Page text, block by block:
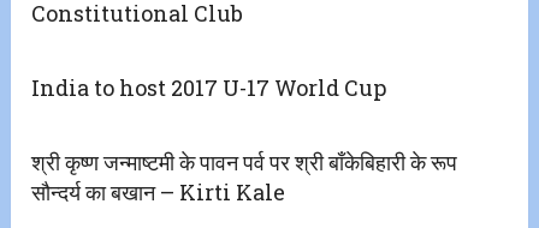
Constitutional Club
India to host 2017 U-17 World Cup
श्री कृष्ण जन्माष्टमी के पावन पर्व पर श्री बाँकेबिहारी के रूप
सौन्दर्य का बखान – Kirti Kale